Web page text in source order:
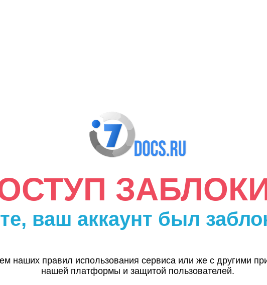
ваш аккаунт был
наших правил использования сервиса или же с другими
нашей платформы и защитой пользователей.